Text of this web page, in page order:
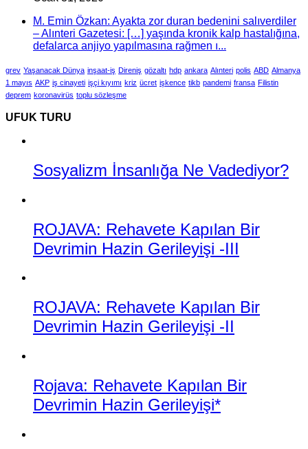
M. Emin Özkan: Ayakta zor duran bedenini salıverdiler
– Alınteri Gazetesi: […] yaşında kronik kalp hastalığına,
defalarca anjiyo yapılmasına rağmen ı...
grev Yaşanacak Dünya inşaat-iş Direniş gözaltı hdp ankara Alınteri polis ABD Almanya
1 mayıs AKP iş cinayeti işçi kıyımı kriz ücret işkence tikb pandemi fransa Filistin
deprem koronavirüs toplu sözleşme
UFUK TURU
Sosyalizm İnsanlığa Ne Vadediyor?
ROJAVA: Rehavete Kapılan Bir
Devrimin Hazin Gerileyişi -III
ROJAVA: Rehavete Kapılan Bir
Devrimin Hazin Gerileyişi -II
Rojava: Rehavete Kapılan Bir
Devrimin Hazin Gerileyişi*